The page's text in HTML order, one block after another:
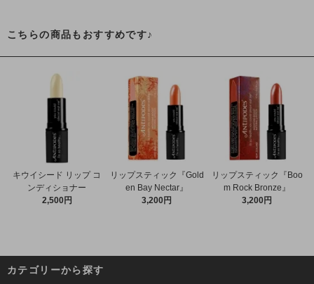
こちらの商品もおすすめです♪
キウイシード リップ コ
ンディショナー
2,500円
リップスティック『Gold
en Bay Nectar』
3,200円
リップスティック『Boo
m Rock Bronze』
3,200円
カテゴリーから探す